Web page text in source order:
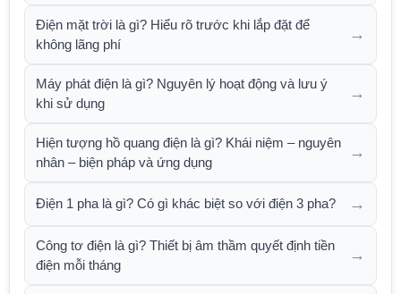
Điện mặt trời là gì? Hiểu rõ trước khi lắp đặt để
không lãng phí
→
Máy phát điện là gì? Nguyên lý hoạt động và lưu ý
khi sử dụng
→
Hiện tượng hồ quang điện là gì? Khái niệm – nguyên
nhân – biện pháp và ứng dụng
→
Điện 1 pha là gì? Có gì khác biệt so với điện 3 pha? →
Công tơ điện là gì? Thiết bị âm thầm quyết định tiền
điện mỗi tháng
→